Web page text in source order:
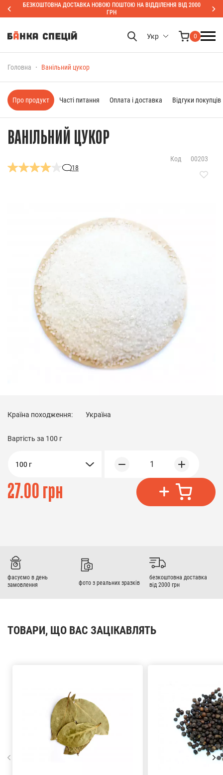
БЕЗКОШТОВНА ДОСТАВКА НОВОЮ ПОШТОЮ НА ВІДДІЛЕННЯ ВІД 2000
ГРН
Укр 0
Головна Ванільний цукор
ВАНІЛЬНИЙ ЦУКОР
18
Код 00203
Країна походження: Україна
Вартість за 100 г
100 г 1
27.00 грн
Про продукт Часті питання Оплата і доставка Відгуки покупців
фасуємо в день
замовлення
фото з реальних зразків
безкоштовна доставка
від 2000 грн
ТОВАРИ, ЩО ВАС ЗАЦІКАВЛЯТЬ